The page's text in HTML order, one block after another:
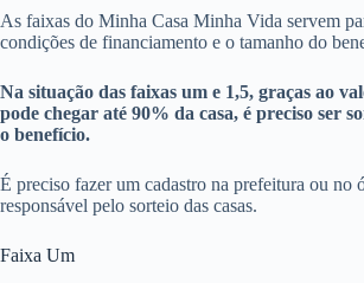
As faixas do Minha Casa Minha Vida servem
condições de financiamento e o tamanho do
Na situação das faixas um e 1,5, graças ao
pode chegar até 90% da casa, é preciso ser
o benefício.
É preciso fazer um cadastro na prefeitura ou no
responsável pelo sorteio das casas.
Faixa Um